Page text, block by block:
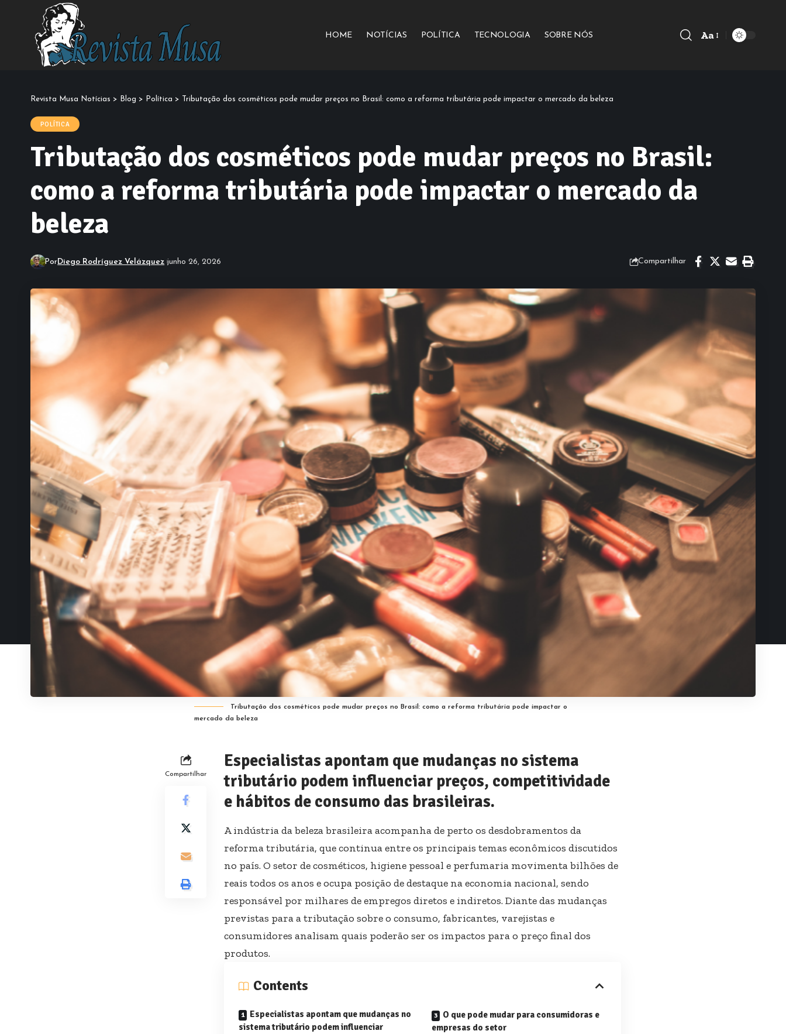
HOME NOTÍCIAS POLÍTICA TECNOLOGIA SOBRE NÓS
Font
Aa
Revista Musa Notícias > Blog > Política > Tributação dos cosméticos pode mudar preços no Brasil: como a reforma tributária pode impactar o mercado da beleza
POLÍTICA
Tributação dos cosméticos pode mudar preços no Brasil:
como a reforma tributária pode impactar o mercado da
beleza
PorDiego Rodríguez Velázquez junho 26, 2026 Compartilhar
Tributação dos cosméticos pode mudar preços no Brasil: como a reforma tributária pode impactar o
mercado da beleza
Compartilhar
Especialistas apontam que mudanças no sistema
tributário podem influenciar preços, competitividade
e hábitos de consumo das brasileiras.
A indústria da beleza brasileira acompanha de perto os desdobramentos da
reforma tributária, que continua entre os principais temas econômicos discutidos
no país. O setor de cosméticos, higiene pessoal e perfumaria movimenta bilhões de
reais todos os anos e ocupa posição de destaque na economia nacional, sendo
responsável por milhares de empregos diretos e indiretos. Diante das mudanças
previstas para a tributação sobre o consumo, fabricantes, varejistas e
consumidores analisam quais poderão ser os impactos para o preço final dos
produtos.
Contents
Especialistas apontam que mudanças no
sistema tributário podem influenciar
O que pode mudar para consumidoras e
empresas do setor